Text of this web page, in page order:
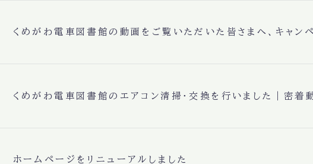
くめがわ電車図書館の動画をご覧いただいた皆さまへ、キャン
くめがわ電車図書館のエアコン清掃・交換を行いました｜密着
ホームページをリニューアルしました